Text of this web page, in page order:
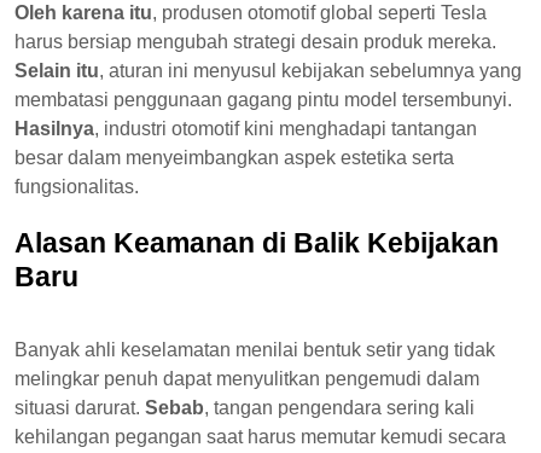
Oleh karena itu, produsen otomotif global seperti Tesla
harus bersiap mengubah strategi desain produk mereka.
Selain itu, aturan ini menyusul kebijakan sebelumnya yang
membatasi penggunaan gagang pintu model tersembunyi.
Hasilnya, industri otomotif kini menghadapi tantangan
besar dalam menyeimbangkan aspek estetika serta
fungsionalitas.
Alasan Keamanan di Balik Kebijakan
Baru
Banyak ahli keselamatan menilai bentuk setir yang tidak
melingkar penuh dapat menyulitkan pengemudi dalam
situasi darurat. Sebab, tangan pengendara sering kali
kehilangan pegangan saat harus memutar kemudi secara